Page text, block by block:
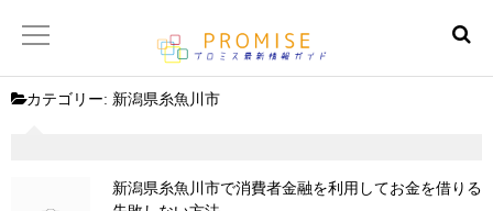
【サイトマップ】
カテゴリー: 新潟県糸魚川市
新潟県糸魚川市で消費者金融を利用してお金を借りる